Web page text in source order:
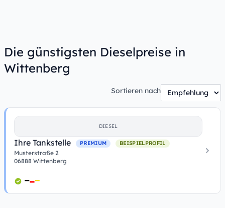
Die günstigsten Dieselpreise in
Wittenberg
Sortieren nach
DIESEL
Ihre Tankstelle PREMIUM BEISPIELPROFIL
Musterstraße 2
06888 Wittenberg